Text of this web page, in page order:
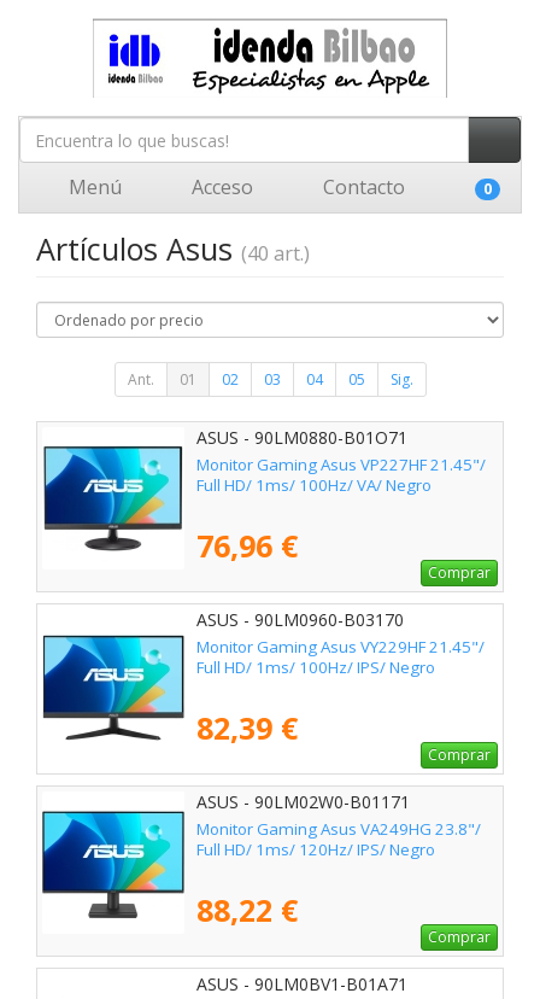
Menú Acceso Contacto 0
Artículos Asus (40 art.)
Ant. 01 02 03 04 05 Sig.
ASUS - 90LM0880-B01O71
Monitor Gaming Asus VP227HF 21.45"/
Full HD/ 1ms/ 100Hz/ VA/ Negro
76,96 €
Comprar
ASUS - 90LM0960-B03170
Monitor Gaming Asus VY229HF 21.45"/
Full HD/ 1ms/ 100Hz/ IPS/ Negro
82,39 €
Comprar
ASUS - 90LM02W0-B01171
Monitor Gaming Asus VA249HG 23.8"/
Full HD/ 1ms/ 120Hz/ IPS/ Negro
88,22 €
Comprar
ASUS - 90LM0BV1-B01A71